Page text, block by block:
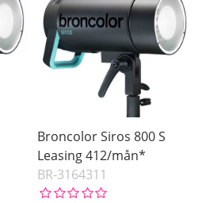
Broncolor Siros 800 S
Leasing 412/mån*
BR-3164311